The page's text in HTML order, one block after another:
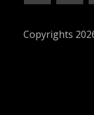
© Copyrights